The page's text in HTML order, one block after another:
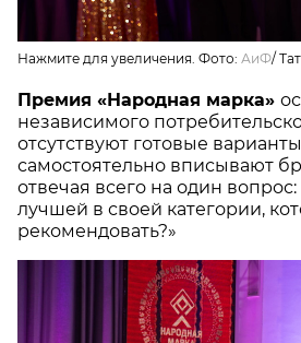
Нажмите для увеличения. Фото: АиФ/
Премия «Народная марка»
независимого
отсутствуют готовые
самостоятельно вписывают
отвечая всего на один
лучшей в своей категории,
рекомендовать?»